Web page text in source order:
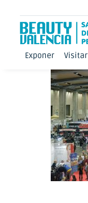
Exponer Visitar